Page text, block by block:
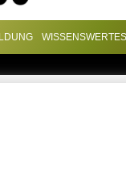
WISSENSWERTES
Falschvideo zu
in Leipzig
Reaktion auf